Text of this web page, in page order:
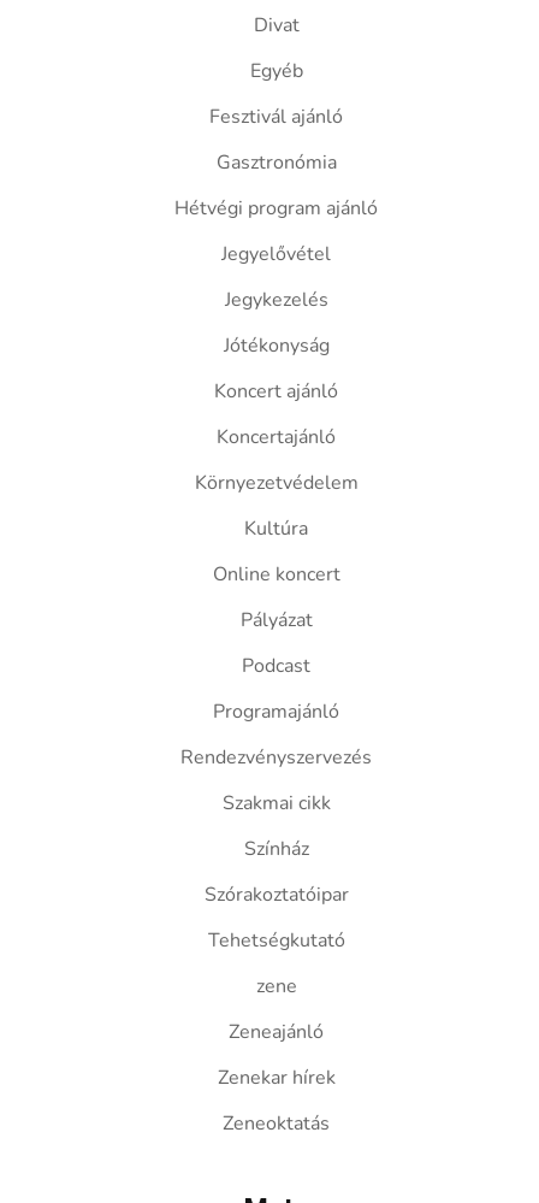
Divat
Egyéb
Fesztivál ajánló
Gasztronómia
Hétvégi program ajánló
Jegyelővétel
Jegykezelés
Jótékonyság
Koncert ajánló
Koncertajánló
Környezetvédelem
Kultúra
Online koncert
Pályázat
Podcast
Programajánló
Rendezvényszervezés
Szakmai cikk
Színház
Szórakoztatóipar
Tehetségkutató
zene
Zeneajánló
Zenekar hírek
Zeneoktatás